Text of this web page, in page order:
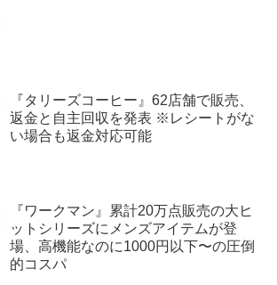
『タリーズコーヒー』62店舗で販売、
返金と自主回収を発表 ※レシートがな
い場合も返金対応可能
『ワークマン』累計20万点販売の大ヒ
ットシリーズにメンズアイテムが登
場、高機能なのに1000円以下〜の圧倒
的コスパ